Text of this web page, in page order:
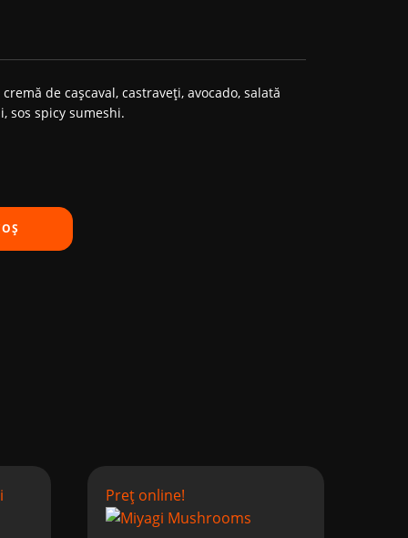
de cașcaval, castraveți, avocado, salată
sos spicy sumeshi.
Preț online!